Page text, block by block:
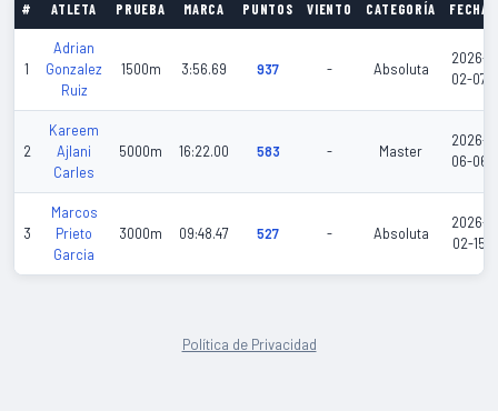
# ATLETA PRUEBA MARCA PUNTOS VIENTO CATEGORÍA FECHA
1
Adrian
Gonzalez
Ruiz
1500m 3:56.69 937 - Absoluta
2026-
02-07
2
Kareem
Ajlani
Carles
5000m 16:22.00 583 - Master
2026-
06-06
3
Marcos
Prieto
Garcia
3000m 09:48.47 527 - Absoluta
2026-
02-15
Política de Privacidad